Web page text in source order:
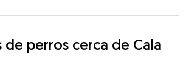
de perros cerca de Cala